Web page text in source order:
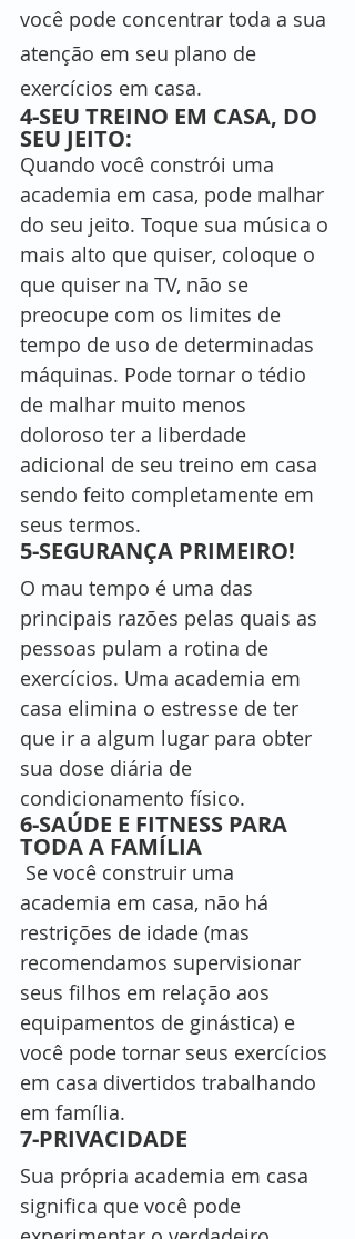
você pode concentrar toda a sua
atenção em seu plano de
exercícios em casa.
4-SEU TREINO EM CASA, DO
SEU JEITO:
Quando você constrói uma
academia em casa, pode malhar
do seu jeito. Toque sua música o
mais alto que quiser, coloque o
que quiser na TV, não se
preocupe com os limites de
tempo de uso de determinadas
máquinas. Pode tornar o tédio
de malhar muito menos
doloroso ter a liberdade
adicional de seu treino em casa
sendo feito completamente em
seus termos.
5-SEGURANÇA PRIMEIRO!
O mau tempo é uma das
principais razões pelas quais as
pessoas pulam a rotina de
exercícios. Uma academia em
casa elimina o estresse de ter
que ir a algum lugar para obter
sua dose diária de
condicionamento físico.
6-SAÚDE E FITNESS PARA
TODA A FAMÍLIA
academia em casa, não há
restrições de idade (mas
recomendamos supervisionar
seus filhos em relação aos
equipamentos de ginástica) e
você pode tornar seus exercícios
em casa divertidos trabalhando
em família.
7-PRIVACIDADE
Sua própria academia em casa
significa que você pode